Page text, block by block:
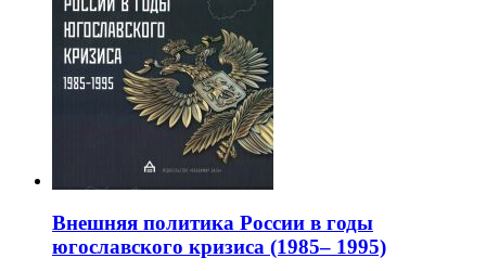
Внешняя политика России в годы
югославского кризиса (1985– 1995)